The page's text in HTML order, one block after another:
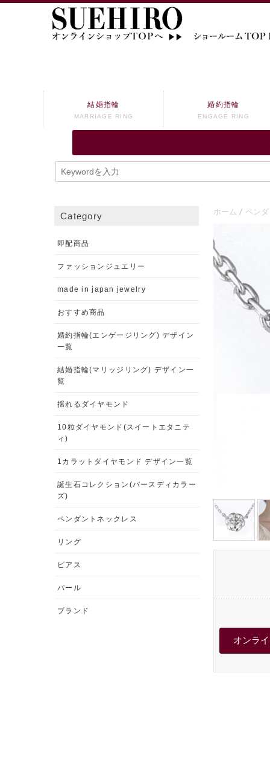
結婚指輪
MARRIAGE RING
婚約指輪
ENGAGE RING
ホーム ペン
Category
即配商品
ファッションジュエリー
made in japan jewelry
おすすめ商品
婚約指輪(エンゲージリング) デザイン
一覧
結婚指輪(マリッジリング) デザイン一
覧
揺れるダイヤモンド
10粒ダイヤモンド(スイートエタニテ
ィ)
1カラットダイヤモンド デザイン一覧
誕生石コレクション(バースディカラー
ズ)
ペンダントネックレス
リング
ピアス
パール
ブランド